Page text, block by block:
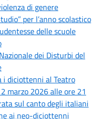
di genere
per l’anno scolastico
delle scuole
dei Disturbi del
i diciottenni al Teatro
marzo 2026 alle ore 21
sul canto degli italiani
ai neo-diciottenni